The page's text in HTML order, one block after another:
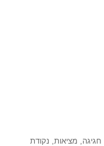
חגיגה, מציאות, נקודת